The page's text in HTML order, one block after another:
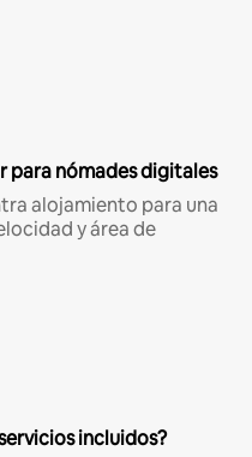
para nómades digitales
alojamiento para una
y área de
incluidos?